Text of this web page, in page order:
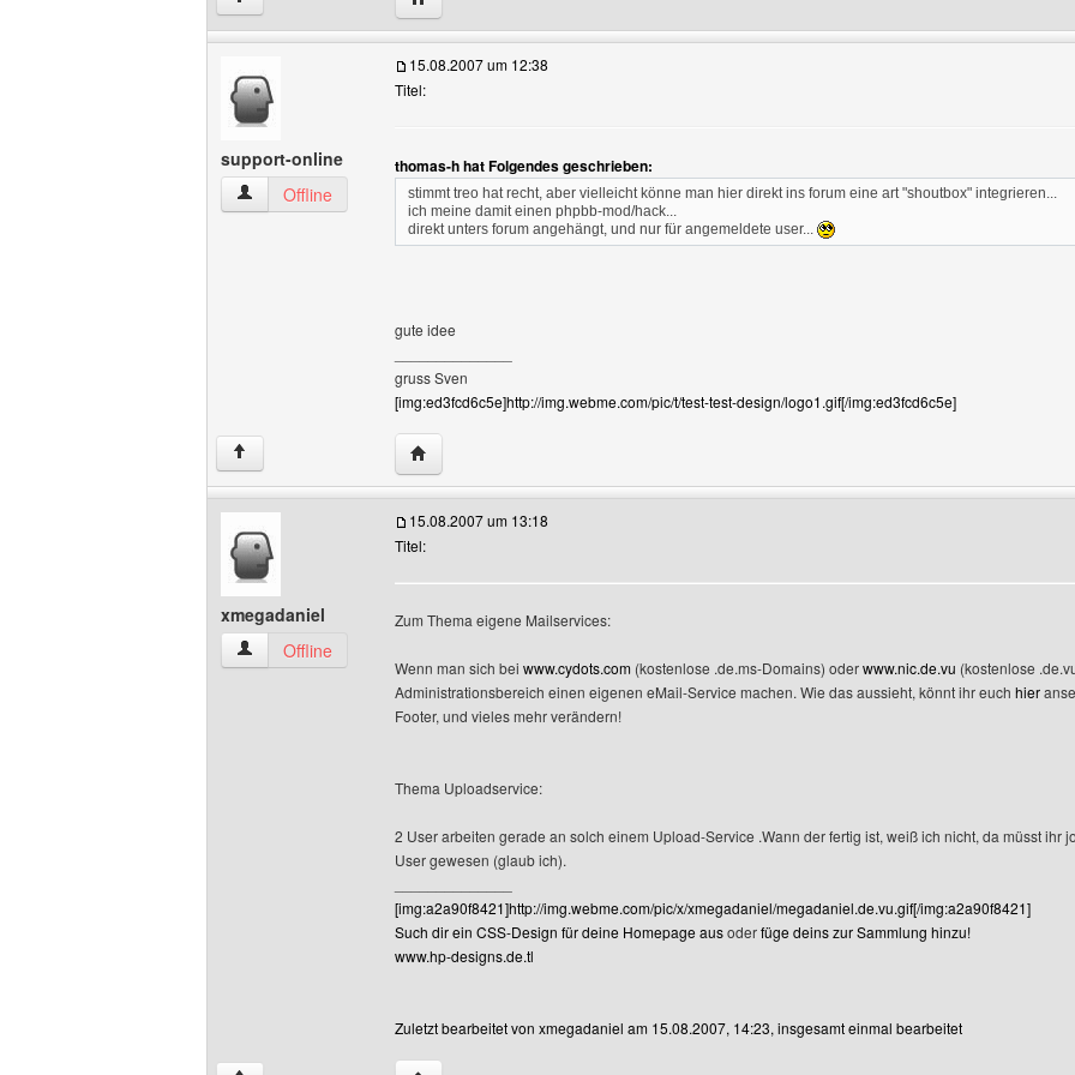
support-online
support-online Benutzer-Profile anzeigen
Offline
15.08.2007 um 12:38
Titel:
thomas-h hat Folgendes geschrieben:
stimmt treo hat recht, aber vielleicht könne man hier direkt ins forum eine art "shoutbox" integrieren...
ich meine damit einen phpbb-mod/hack...
direkt unters forum angehängt, und nur für angemeldete user...
gute idee
gruss Sven
[img:ed3fcd6c5e]http://img.webme.com/pic/t/test-test-design/logo1.gif[/img:ed3fcd6c5e]
↑ Website dieses Benutzers besuchen: support-online
xmegadaniel
xmegadaniel Benutzer-Profile anzeigen
Offline
15.08.2007 um 13:18
Titel:
Zum Thema eigene Mailservices:
Wenn man sich bei www.cydots.com (kostenlose .de.ms-Domains) oderwww.nic.de.vu (kostenlose
Administrationsbereich einen eigenen eMail-Service machen. Wie das aussieht, könnt ihr euch hier
Footer, und vieles mehr verändern!
Thema Uploadservice:
2 User arbeiten gerade an solch einem Upload-Service .Wann der fertig ist, weiß ich nicht, da müsst ihr
User gewesen (glaub ich).
[img:a2a90f8421]http://img.webme.com/pic/x/xmegadaniel/megadaniel.de.vu.gif[/img:a2a90f8421]
Such dir ein CSS-Design für deine Homepage ausoderfüge deins zur Sammlung hinzu!
www.hp-designs.de.tl
Zuletzt bearbeitet von xmegadaniel am 15.08.2007, 14:23, insgesamt einmal bearbeitet